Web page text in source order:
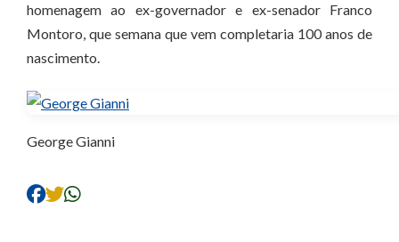
homenagem ao ex-governador e ex-senador Franco
Montoro, que semana que vem completaria 100 anos de
nascimento.
George Gianni